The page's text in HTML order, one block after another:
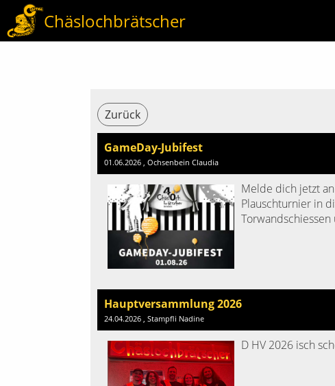
Chäslochbrätscher
Zurück
GameDay-Jubifest
01.06.2026 , Ochsenbein Claudia
Melde dich jetzt
Plauschturnier in
Hauptversammlung 2026
24.04.2026 , Stampfli Nadine
D HV 2026 isch